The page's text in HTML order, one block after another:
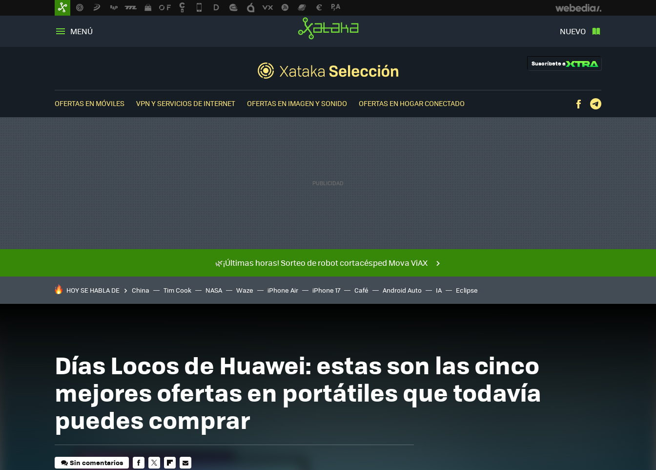
MENÚ NUEVO
Suscríbete a
OFERTAS EN MÓVILES VPN Y SERVICIOS DE INTERNET OFERTAS EN IMAGEN Y SONIDO OFERTAS EN HOGAR CONECTADO Facebook
🌿¡Últimas horas! Sorteo de robot cortacésped Mova ViAX
HOY SE HABLA DE China Tim Cook NASA Waze iPhone Air iPhone 17 Café Android Auto IA Eclipse
Días Locos de Huawei: estas son las cinco
mejores ofertas en portátiles que todavía
puedes comprar
Sin comentarios